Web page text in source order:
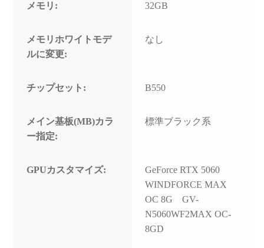
メモリ: 32GB
メモリホワイトモデ
ルに変更:
なし
チップセット: B550
メイン基板(MB)カラ
ー指定:
標準ブラック系
GPUカスタマイズ:
GeForce RTX 5060
WINDFORCE MAX
OC 8G GV-
N5060WF2MAX OC-
8GD